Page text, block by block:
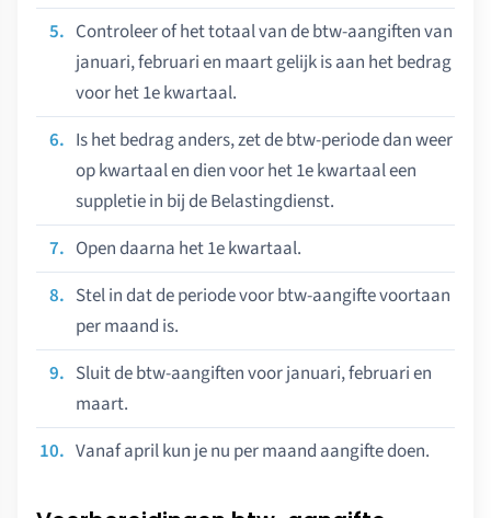
Controleer of het totaal van de btw-aangiften van
januari, februari en maart gelijk is aan het bedrag
voor het 1e kwartaal.
Is het bedrag anders, zet de btw-periode dan weer
op kwartaal en dien voor het 1e kwartaal een
suppletie in bij de Belastingdienst.
Open daarna het 1e kwartaal.
Stel in dat de periode voor btw-aangifte voortaan
per maand is.
Sluit de btw-aangiften voor januari, februari en
maart.
Vanaf april kun je nu per maand aangifte doen.